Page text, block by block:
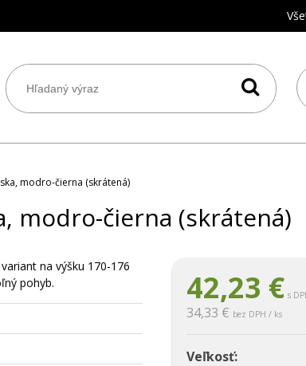
modro-čierna (skrátená)
modro-čierna (skrátená)
42,23 € s
34,33 € bez DPH / ks
Veľkosť:
na výšku 170-176
pohyb.